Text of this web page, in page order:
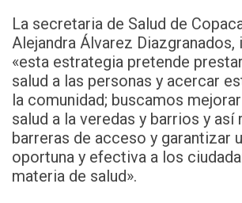
La secretaria de Salud de
Alejandra Álvarez Diazgranados,
«esta estrategia pretende
salud a las personas y acercar
la comunidad; buscamos
salud a la veredas y barrios y así
barreras de acceso y garantizar
oportuna y efectiva a los
materia de salud».